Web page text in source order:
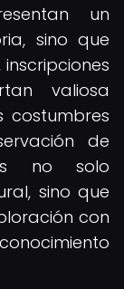
un
sino que
valiosa
de
no solo
sino que
con